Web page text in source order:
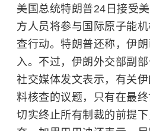
美国总统特朗普24日接受
方人员将参与国际原子能
查行动。特朗普还称，伊
入。不过，伊朗外交部副
社交媒体发文表示，有关
料核查的议题，只有在最
切实终止所有制裁的前提